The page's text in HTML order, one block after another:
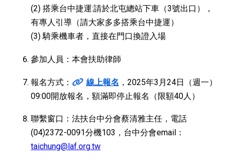
(2) 搭乘台中捷運:請於北屯總站下車（3號出口），
有專人引導（請大家多多搭乘台中捷運）
(3) 騎乘機車者，直接在門口換證入場
參加人員：本會扶助律師
報名方式： 線上報名 ，2025年3月24日（週一）
09:00開放報名，額滿即停止報名（限額40人）
聯繫窗口：法扶台中分會蔡清雅主任，電話
(04)2372-0091分機103，台中分會email：
taichung@laf.org.tw